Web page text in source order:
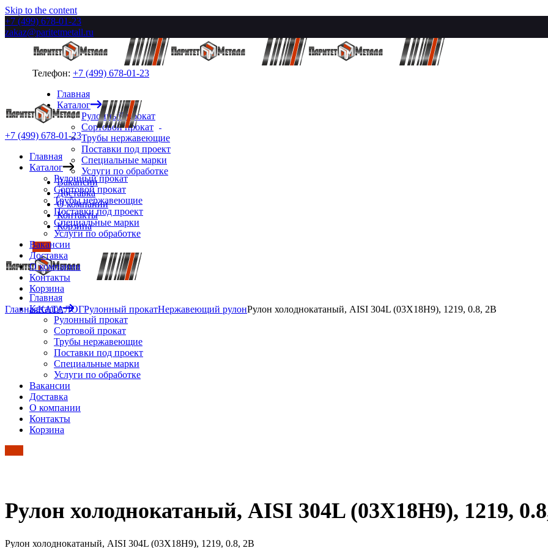
Skip to the content
+7 (499) 678-01-23
zakaz@paritetmetall.ru
Телефон: +7 (499) 678-01-23
Главная
Каталог
Рулонный прокат
Сортовой прокат
Трубы нержавеющие
Поставки под проект
Специальные марки
Услуги по обработке
Вакансии
Доставка
О компании
Контакты
Корзина
Главная
Каталог
Рулонный прокат
Сортовой прокат
Трубы нержавеющие
Поставки под проект
Специальные марки
Услуги по обработке
Вакансии
Доставка
О компании
Контакты
Корзина
+7 (499) 678-01-23
Главная
Каталог
Рулонный прокат
Сортовой прокат
Трубы нержавеющие
Поставки под проект
Специальные марки
Услуги по обработке
Вакансии
Доставка
О компании
Контакты
Корзина
ГлавнаяКАТАЛОГРулонный прокатНержавеющий рулонРулон холоднокатаный, AISI 304L (03Х18Н9), 1219, 0.8, 2B
Рулон холоднокатаный, AISI 304L (03Х18Н9), 1219,
Рулон холоднокатаный, AISI 304L (03Х18Н9), 1219, 0.8, 2B